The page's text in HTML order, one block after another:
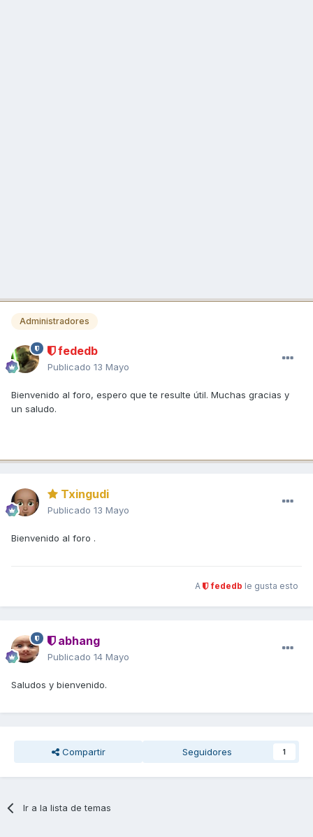
Administradores
fededb
Publicado 13 Mayo
Bienvenido al foro, espero que te resulte útil. Muchas gracias y
un saludo.
Txingudi
Publicado 13 Mayo
Bienvenido al foro .
A fededb le gusta esto
abhang
Publicado 14 Mayo
Saludos y bienvenido.
Compartir Seguidores 1
Ir a la lista de temas